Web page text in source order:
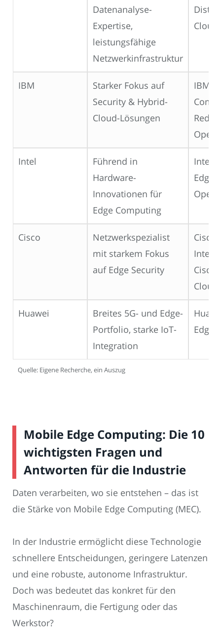
Datenanalyse-
Expertise,
leistungsfähige
Netzwerkinfrastruktur
Cloud
IBM
Starker Fokus auf
Security & Hybrid-
Cloud-Lösungen
IBM
Red
Intel
Führend in
Hardware-
Innovationen für
Edge Computing
Intel
Edge,
Cisco
Netzwerkspezialist
mit starkem Fokus
auf Edge Security
Cisco
Cisco
Cloud
Huawei
Breites 5G- und Edge-
Portfolio, starke IoT-
Integration
Edge,
Quelle: Eigene Recherche, ein Auszug
Mobile Edge Computing: Die 10
wichtigsten Fragen und
Antworten für die Industrie
Daten verarbeiten, wo sie entstehen – das ist
die Stärke von Mobile Edge Computing (MEC).
In der Industrie ermöglicht diese Technologie
schnellere Entscheidungen, geringere Latenzen
und eine robuste, autonome Infrastruktur.
Doch was bedeutet das konkret für den
Maschinenraum, die Fertigung oder das
Werkstor?